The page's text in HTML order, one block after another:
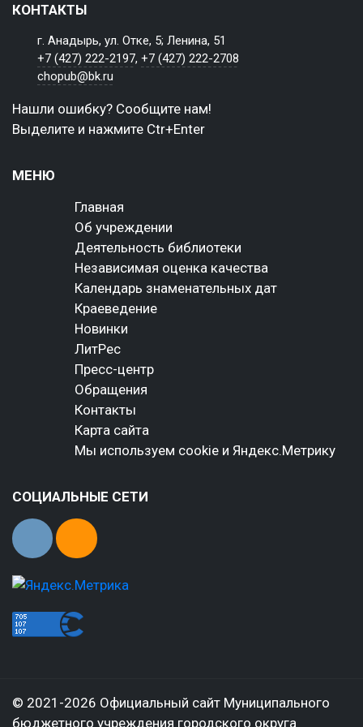
КОНТАКТЫ
г. Анадырь, ул. Отке, 5; Ленина, 51
+7 (427) 222-2197,+7 (427) 222-2708
chopub@bk.ru
Нашли ошибку? Сообщите нам!
Выделите и нажмите Ctr+Enter
МЕНЮ
Главная
Об учреждении
Деятельность библиотеки
Независимая оценка качества
Календарь знаменательных дат
Краеведение
Новинки
ЛитРес
Пресс-центр
Обращения
Контакты
Карта сайта
Мы используем cookie и Яндекс.Метрику
СОЦИАЛЬНЫЕ СЕТИ
© 2021-2026 Официальный сайт Муниципального
бюджетного учреждения городского округа